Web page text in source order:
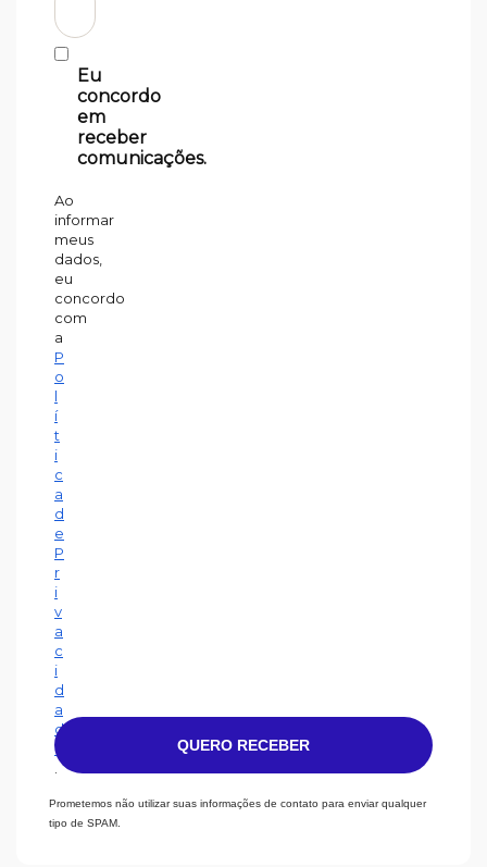
Eu
concordo
em
receber
comunicações.
Ao
informar
meus
dados,
eu
concordo
com
a
P
o
l
í
t
i
c
a
d
e
P
r
i
v
a
c
i
d
a
d
e
QUERO RECEBER
Prometemos não utilizar suas informações de contato para enviar qualquer
tipo de SPAM.